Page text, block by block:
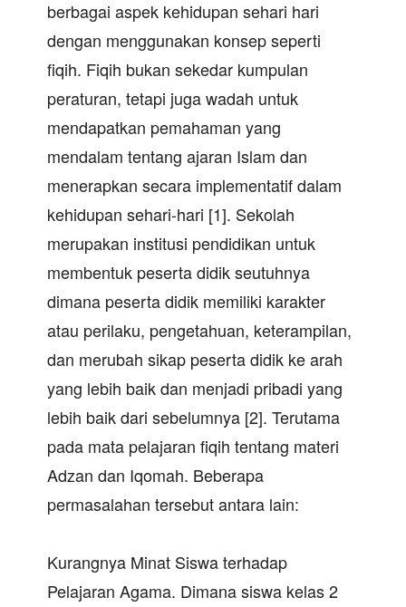
berbagai aspek kehidupan sehari hari
dengan menggunakan konsep seperti
fiqih. Fiqih bukan sekedar kumpulan
peraturan, tetapi juga wadah untuk
mendapatkan pemahaman yang
mendalam tentang ajaran Islam dan
menerapkan secara implementatif dalam
kehidupan sehari-hari [1]. Sekolah
merupakan institusi pendidikan untuk
membentuk peserta didik seutuhnya
dimana peserta didik memiliki karakter
atau perilaku, pengetahuan, keterampilan,
dan merubah sikap peserta didik ke arah
yang lebih baik dan menjadi pribadi yang
lebih baik dari sebelumnya [2]. Terutama
pada mata pelajaran fiqih tentang materi
Adzan dan Iqomah. Beberapa
permasalahan tersebut antara lain:
Kurangnya Minat Siswa terhadap
Pelajaran Agama. Dimana siswa kelas 2